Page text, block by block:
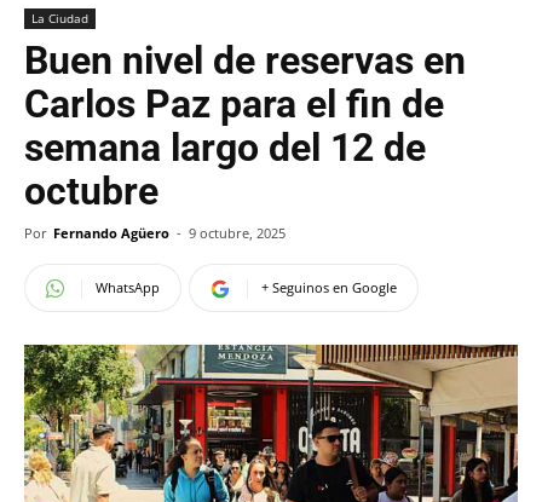
La Ciudad
Buen nivel de reservas en
Carlos Paz para el fin de
semana largo del 12 de
octubre
Por Fernando Agüero - 9 octubre, 2025
WhatsApp + Seguinos en Google